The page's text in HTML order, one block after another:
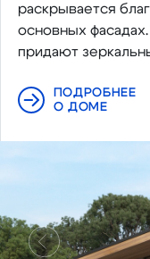
раскрывается
основных
придают
ПОДРОБНЕЕ
О ДОМЕ
Предыдущий